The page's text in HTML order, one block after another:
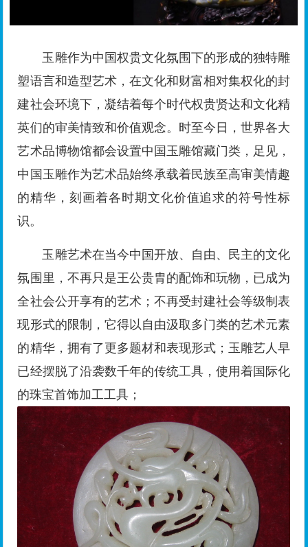
玉雕作为中国权贵文化氛围下的形成的独特雕
塑语言和造型艺术，在文化和财富相对集权化的封
建社会环境下，凝结着每个时代权贵贤达和文化精
英们的审美情致和价值观念。时至今日，世界各大
艺术品博物馆都会设置中国玉雕馆藏门类，足见，
中国玉雕作为艺术品始终承载着民族至高审美情趣
的精华，刻画着各时期文化价值追求的符号性标
识。
玉雕艺术在当今中国开放、自由、民主的文化
氛围里，不再只是王公贵胄的配饰和玩物，已成为
全社会公开享有的艺术；不再受封建社会等级制表
现形式的限制，它得以自由汲取多门类的艺术元素
的精华，拥有了更多题材和表现形式；玉雕艺人早
已经摆脱了沿袭数千年的传统工具，使用着国际化
的珠宝首饰加工工具；